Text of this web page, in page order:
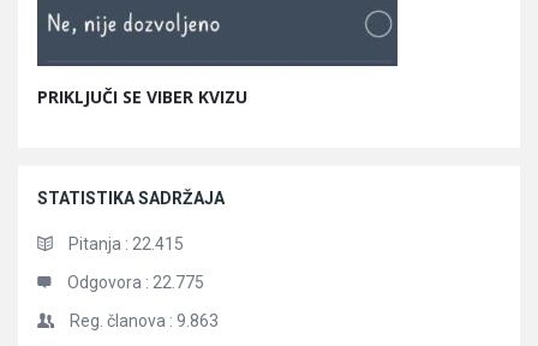
PRIKLJUČI SE VIBER KVIZU
STATISTIKA SADRŽAJA
Pitanja : 22.415
Odgovora : 22.775
Reg. članova : 9.863